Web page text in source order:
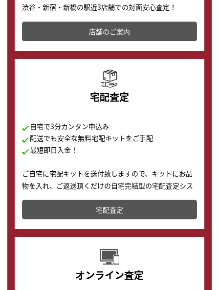
渋谷・新宿・新橋の駅近3店舗での対面安心査定！
その場で現金買取致します。渋谷本店では、時計販売の
店舗を併設しており、下取りに出してお得に新しい時計
の購入もできます♪
店舗のご案内
宅配査定
自宅で3分カンタン申込み
配送でも安全な無料宅配キットをご手配
最短即日入金！
ご自宅に宅配キットを送付致しますので、キットにお品
物を入れ、ご返送頂くだけの自宅完結型の宅配査定シス
テムです。
配送でも簡単&安全に査定・買取に出すことが可能で
す。
宅配査定
オンライン査定